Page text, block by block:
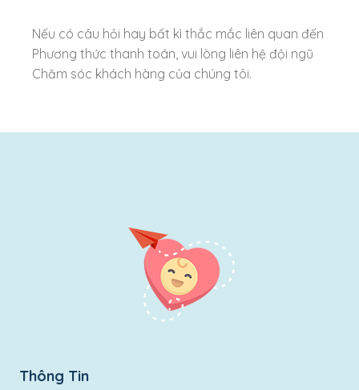
Nếu có câu hỏi hay bất kì thắc mắc liên quan đến
Phương thức thanh toán, vui lòng liên hệ đội ngũ
Chăm sóc khách hàng của chúng tôi.
Thông Tin